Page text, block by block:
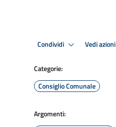
Condividi Vedi azioni
Categorie:
Consiglio Comunale
Argomenti: